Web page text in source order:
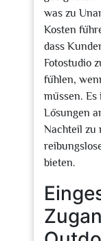
was zu
Kosten
dass
Fotostudio
fühlen,
müssen. Es
Lösungen
Nachteil zu
bieten.